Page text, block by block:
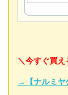
＼今すぐ買
→【ナルミヤ